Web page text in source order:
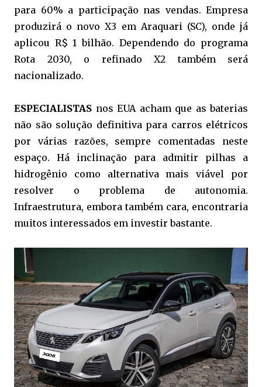
para 60% a participação nas vendas. Empresa
produzirá o novo X3 em Araquari (SC), onde já
aplicou R$ 1 bilhão. Dependendo do programa
Rota 2030, o refinado X2 também será
nacionalizado.
ESPECIALISTAS nos EUA acham que as baterias
não são solução definitiva para carros elétricos
por várias razões, sempre comentadas neste
espaço. Há inclinação para admitir pilhas a
hidrogênio como alternativa mais viável por
resolver o problema de autonomia.
Infraestrutura, embora também cara, encontraria
muitos interessados em investir bastante.